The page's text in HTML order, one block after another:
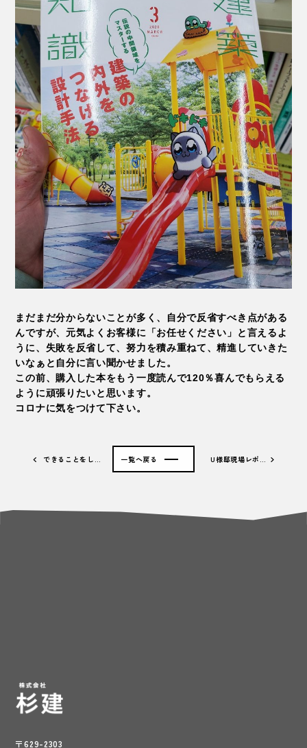
まだまだ分からないことが多く、自分で反省すべき点がある
んですが、元気よくお客様に「お任せください」と言えるよ
うに、失敗を反省して、努力を積み重ねて、精進していきた
いなぁと自分に言い聞かせました。
この前、購入した本をもう一度読んで120％喜んでもらえる
ように頑張りたいと思います。
コロナに気をつけて下さい。
できることをし… U様邸現場レポ…
一覧へ戻る
〒629-2303